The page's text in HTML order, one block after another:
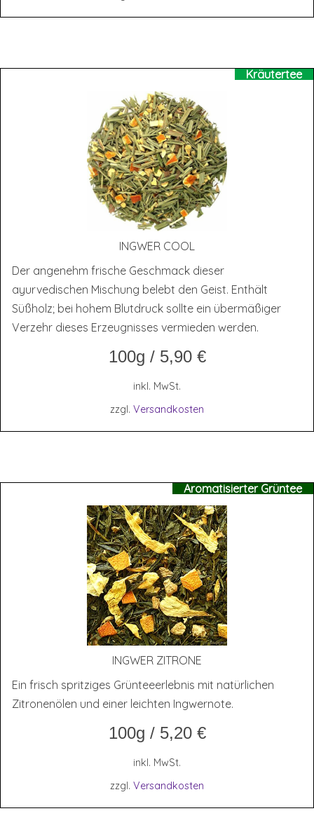
Kräutertee
ING­WER COOL
Der angenehm frische Geschmack dieser
ayurvedischen Mischung belebt den Geist. Enthält
Süßholz; bei hohem Blutdruck sollte ein übermäßiger
Verzehr dieses Erzeugnisses vermieden werden.
100g / 5,90 €
inkl. MwSt.
zzgl. Versandkosten
Aromatisierter Grüntee
ING­WER ZITRONE
Ein frisch spritziges Grünteeerlebnis mit natürlichen
Zitronenölen und einer leichten Ingwernote.
100g / 5,20 €
inkl. MwSt.
zzgl. Versandkosten